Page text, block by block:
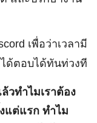
เพื่อว่าเวลามี
ด้ตอบได้ทันท่วงที
วทำไมเราต้อง
แต่แรก ทำไม